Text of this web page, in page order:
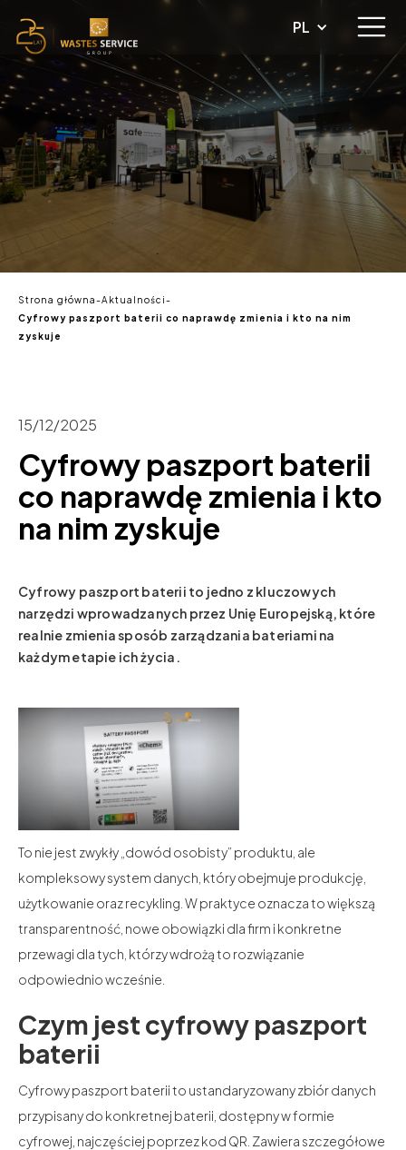
PL
Strona główna-Aktualności-
Cyfrowy paszport baterii co naprawdę zmienia i kto na nim
zyskuje
15/12/2025
Cyfrowy paszport baterii
co naprawdę zmienia i kto
na nim zyskuje
Cyfrowy paszport baterii to jedno z kluczowych
narzędzi wprowadzanych przez Unię Europejską, które
realnie zmienia sposób zarządzania bateriami na
każdym etapie ich życia.
To nie jest zwykły „dowód osobisty” produktu, ale
kompleksowy system danych, który obejmuje produkcję,
użytkowanie oraz recykling. W praktyce oznacza to większą
transparentność, nowe obowiązki dla firm i konkretne
przewagi dla tych, którzy wdrożą to rozwiązanie
odpowiednio wcześnie.
Czym jest cyfrowy paszport
baterii
Cyfrowy paszport baterii to ustandaryzowany zbiór danych
przypisany do konkretnej baterii, dostępny w formie
cyfrowej, najczęściej poprzez kod QR. Zawiera szczegółowe